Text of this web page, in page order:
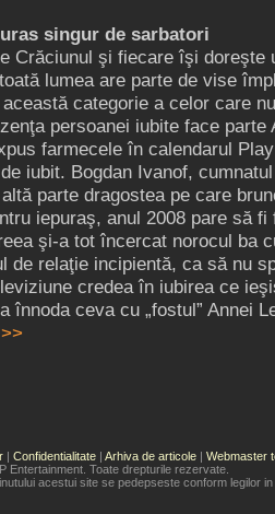
singur de sarbatori
Crăciunul şi fiecare îşi doreşte
lumea are parte de vise
categorie a celor care
persoanei iubite face parte
farmecele în calendarul
iubit. Bogdan Ivanof,
parte dragostea pe care
iepuraş, anul 2008 pare să
şi-a tot încercat norocul ba
de relaţie incipientă, ca să nu
credea în iubirea ce
înnoda ceva cu „fostul” Annei
| Confidentialitate | Arhiva de articole | Webmaster
Toate drepturile rezervate.
acestui site se pedepseste conform legilor